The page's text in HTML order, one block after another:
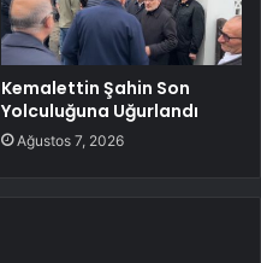
Kemalettin Şahin Son
Yolculuğuna Uğurlandı
Ağustos 7, 2026